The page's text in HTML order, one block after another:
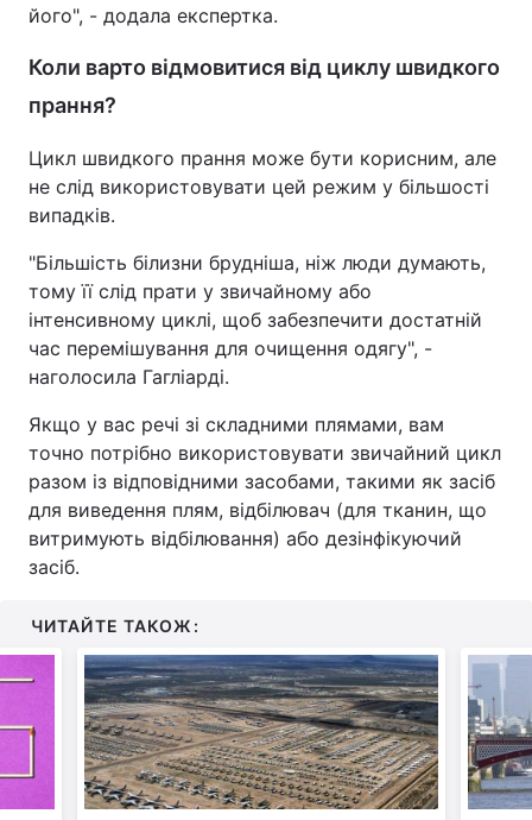
його", - додала експертка.
Коли варто відмовитися від циклу швидкого
прання?
Цикл швидкого прання може бути корисним, але
не слід використовувати цей режим у більшості
випадків.
"Більшість білизни брудніша, ніж люди думають,
тому її слід прати у звичайному або
інтенсивному циклі, щоб забезпечити достатній
час перемішування для очищення одягу", -
наголосила Гагліарді.
Якщо у вас речі зі складними плямами, вам
точно потрібно використовувати звичайний цикл
разом із відповідними засобами, такими як засіб
для виведення плям, відбілювач (для тканин, що
витримують відбілювання) або дезінфікуючий
засіб.
ЧИТАЙТЕ ТАКОЖ: